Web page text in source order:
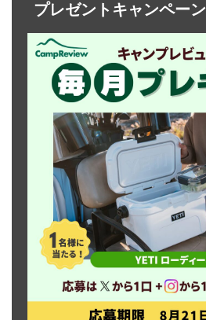
プレゼントキャンペーン